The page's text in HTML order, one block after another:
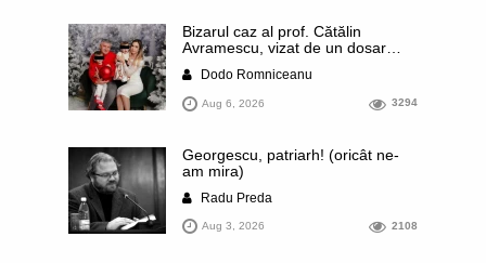
Bizarul caz al prof. Cătălin
Avramescu, vizat de un dosar
DIICOT pentru „pornografie
infantilă”. Miroase a execuție
stalinistă. Cea mai imundă parte a
presei publică inclusiv documente
dezvăluite date ultra-personale
ale profesorului, inclusiv
diagnostice și tratamente
Dodo Romniceanu
Aug 6, 2026 3294
Georgescu, patriarh! (oricât ne-
am mira)
Radu Preda
Aug 3, 2026 2108